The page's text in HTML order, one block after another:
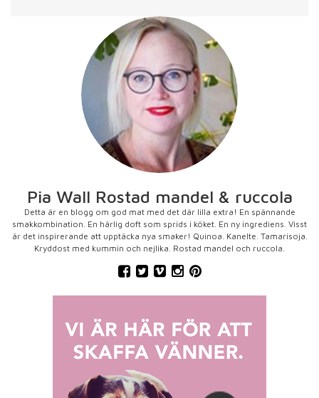
Pia Wall Rostad mandel & ruccola
Detta är en blogg om god mat med det där lilla extra! En spännande
smakkombination. En härlig doft som sprids i köket. En ny ingrediens. Visst
är det inspirerande att upptäcka nya smaker! Quinoa. Kanelte. Tamarisoja.
Kryddost med kummin och nejlika. Rostad mandel och ruccola.